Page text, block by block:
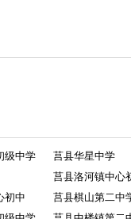
级中学
莒县华星中学
莒县洛河镇中心
初中
莒县棋山第二中